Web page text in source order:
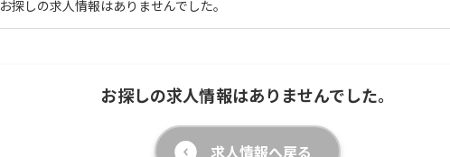
お探しの求人情報はありませんでした。
お探しの求人情報はありませんでした。
求人情報へ戻る